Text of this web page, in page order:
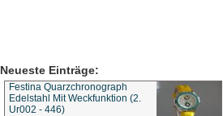
Neueste Einträge:
Festina Quarzchronograph
Edelstahl Mit Weckfunktion (2.
Ur002 - 446)